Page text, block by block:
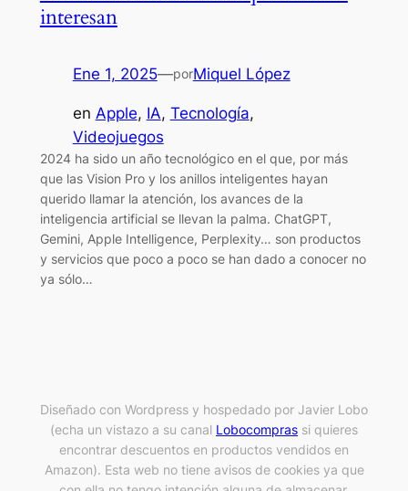
interesan
Ene 1, 2025—porMiquel López
en Apple, IA, Tecnología
Videojuegos
2024 ha sido un año tecnológico en el que, por más
que las Vision Pro y los anillos inteligentes hayan
querido llamar la atención, los avances de la
inteligencia artificial se llevan la palma. ChatGPT,
Gemini, Apple Intelligence, Perplexity… son productos
y servicios que poco a poco se han dado a conocer no
ya sólo…
Diseñado con Wordpress y hospedado por Javier Lobo
(echa un vistazo a su canal Lobocompras si quieres
encontrar descuentos en productos vendidos en
Amazon). Esta web no tiene avisos de cookies ya que